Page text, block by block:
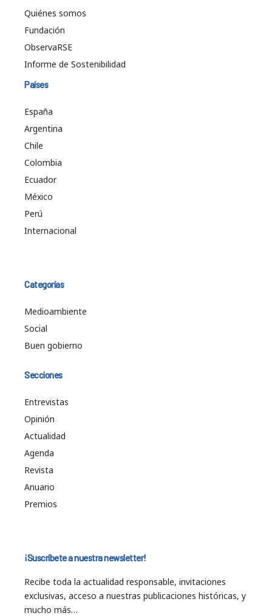
Quiénes somos
Fundación
ObservaRSE
Informe de Sostenibilidad
Países
España
Argentina
Chile
Colombia
Ecuador
México
Perú
Internacional
Categorías
Medioambiente
Social
Buen gobierno
Secciones
Entrevistas
Opinión
Actualidad
Agenda
Revista
Anuario
Premios
¡Suscríbete a nuestra newsletter!
Recibe toda la actualidad responsable, invitaciones
exclusivas, acceso a nuestras publicaciones históricas, y
mucho más…